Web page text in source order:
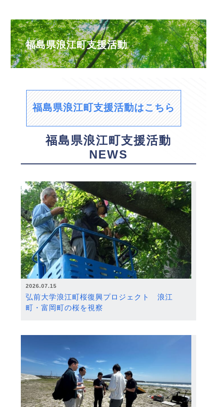
福島県浪江町支援活動
福島県浪江町支援活動はこちら
福島県浪江町支援活動
NEWS
2026.07.15
弘前大学浪江町桜復興プロジェクト 浪江
町・富岡町の桜を視察